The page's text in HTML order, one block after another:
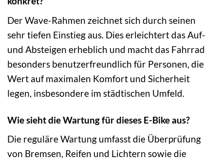
Der Wave-Rahmen zeichnet sich durch seinen
sehr tiefen Einstieg aus. Dies erleichtert das Auf-
und Absteigen erheblich und macht das Fahrrad
besonders benutzerfreundlich für Personen, die
Wert auf maximalen Komfort und Sicherheit
legen, insbesondere im städtischen Umfeld.
Wie sieht die Wartung für dieses E-Bike aus?
Die reguläre Wartung umfasst die Überprüfung
von Bremsen, Reifen und Lichtern sowie die